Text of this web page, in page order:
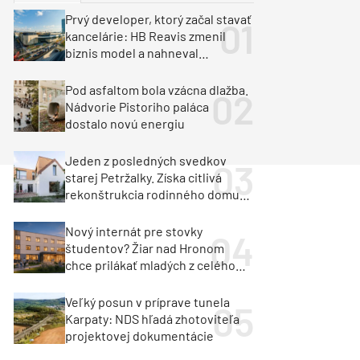
Klimatizácia a vetranie
Milan Murcka
Prvý developer, ktorý začal stavať
kancelárie: HB Reavis zmenil
biznis model a nahneval
Pod asfaltom bola vzácna dlažba.
Nádvorie Pistoriho paláca
dostalo novú energiu
Jeden z posledných svedkov
starej Petržalky. Získa citlivá
rekonštrukcia rodinného domu
Nový internát pre stovky
študentov? Žiar nad Hronom
chce prilákať mladých z celého
Veľký posun v príprave tunela
Karpaty: NDS hľadá zhotoviteľa
projektovej dokumentácie